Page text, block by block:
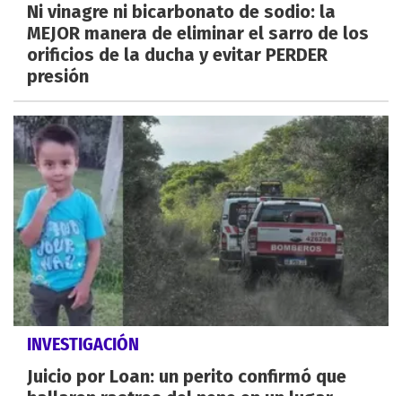
Ni vinagre ni bicarbonato de sodio: la
MEJOR manera de eliminar el sarro de los
orificios de la ducha y evitar PERDER
presión
INVESTIGACIÓN
Juicio por Loan: un perito confirmó que